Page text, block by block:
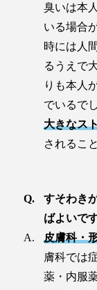
臭いは本
いる場合
時には人
るうえで
りも本人
でいるで
大きなス
されるこ
すそわき
ばよいで
皮膚科・
膚科では
薬・内服